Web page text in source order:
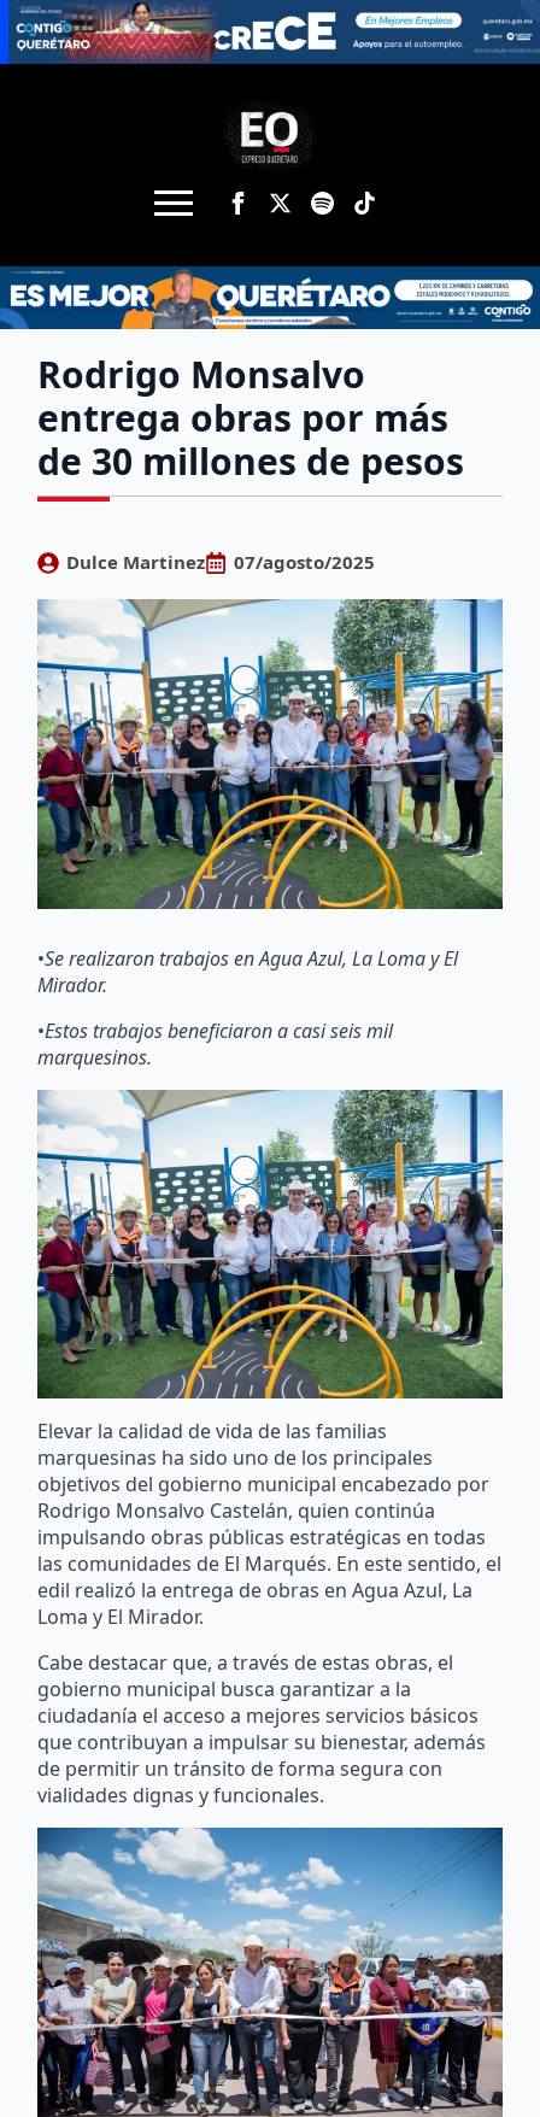
Rodrigo Monsalvo
entrega obras por más
de 30 millones de pesos
Dulce Martinez 07/agosto/2025
•Se realizaron trabajos en Agua Azul, La Loma y El
Mirador.
•Estos trabajos beneficiaron a casi seis mil
marquesinos.
Elevar la calidad de vida de las familias
marquesinas ha sido uno de los principales
objetivos del gobierno municipal encabezado por
Rodrigo Monsalvo Castelán, quien continúa
impulsando obras públicas estratégicas en todas
las comunidades de El Marqués. En este sentido, el
edil realizó la entrega de obras en Agua Azul, La
Loma y El Mirador.
Cabe destacar que, a través de estas obras, el
gobierno municipal busca garantizar a la
ciudadanía el acceso a mejores servicios básicos
que contribuyan a impulsar su bienestar, además
de permitir un tránsito de forma segura con
vialidades dignas y funcionales.